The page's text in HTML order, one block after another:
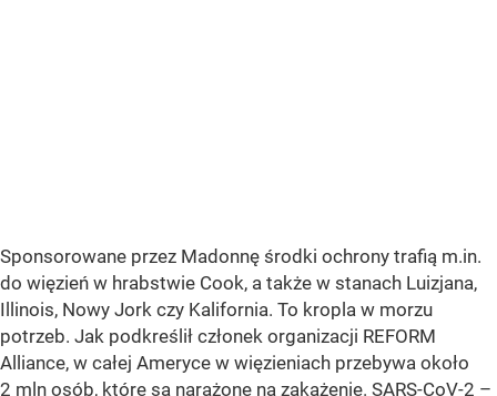
Sponsorowane przez Madonnę środki ochrony trafią m.in.
do więzień w hrabstwie Cook, a także w stanach Luizjana,
Illinois, Nowy Jork czy Kalifornia. To kropla w morzu
potrzeb. Jak podkreślił członek organizacji REFORM
Alliance, w całej Ameryce w więzieniach przebywa około
2 mln osób, które są narażone na zakażenie. SARS-CoV-2 –